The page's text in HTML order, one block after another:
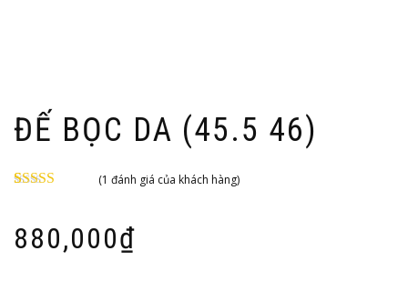
ĐẾ BỌC DA (45.5 46)
giá
(1 đánh giá của khách hàng)
880,000₫